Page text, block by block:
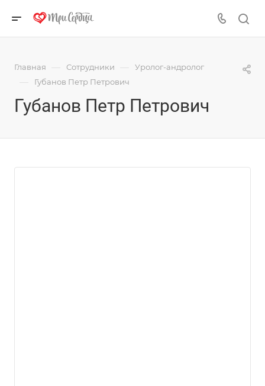
Главная — Сотрудники — Уролог-андролог
— Губанов Петр Петрович
Губанов Петр Петрович